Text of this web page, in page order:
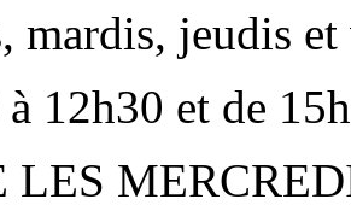
mardis, jeudis et
12h30 et de
LES